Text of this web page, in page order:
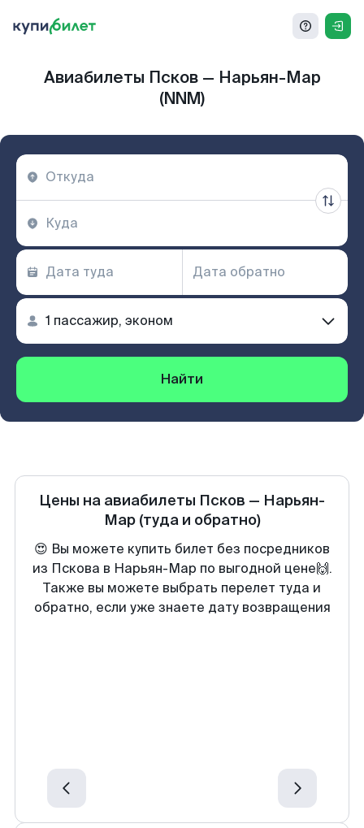
Авиабилеты Псков — Нарьян-Мар
(NNM)
Найти
Цены на авиабилеты Псков — Нарьян-
Мар (туда и обратно)
😍 Вы можете купить билет без посредников
из Пскова в Нарьян-Мар по выгодной цене🙌.
Также вы можете выбрать перелет туда и
обратно, если уже знаете дату возвращения